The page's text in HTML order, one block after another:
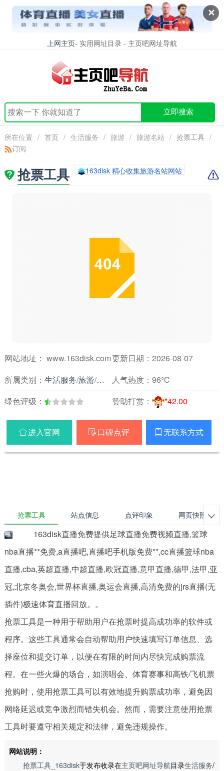
✕
上网主页- 实用网址目录 - 主页吧网址导航
立即搜索
所在位置 / 首页 / 生活服务 / 旅游 / 旅游名站 / 抢票工具 /
订阅
抢票工具 163disk 精心收集旅游名站网站
网站地址： www.163disk.com更新日期：2026-08-07
所属类别： 生活服务/旅游/旅游名站人气热度： 96℃
绿色评级：
赞助打赏： *42.00
进入官网  口碑点评  无联系方式
抢票工具 站点信息 点评印象 网页快照 
163disk直播免费提供足球直播免费视频直播,篮球
nba直播**免费,a直播吧,直播吧手机版免费**,cc直播篮球nba
直播,cba,英超直播,中超直播,欧冠直播,意甲直播,德甲,法甲,亚
冠,北京冬奥会,世界杯直播,奥运会直播,高清免费的jrs直播(无
插件)极速体育直播回放。。
抢票工具是一种用于帮助用户在抢票时提高成功率的软件或
程序。这些工具通常会自动帮助用户快速填写订单信息、选
择座位和提交订单，以便在有限的时间内尽快完成购票流
程。在一些火爆的场合，如演唱会、体育赛事和高铁/飞机票
抢购时，使用抢票工具可以有效地提升购票成功率，避免因
网络延迟或竞争激烈而错失机会。然而，需要注意使用抢票
工具时要遵守相关规定和法律，避免违规操作。
网站说明：
抢票工具_163disk于发布收录在主页吧网址导航目录生活服务/